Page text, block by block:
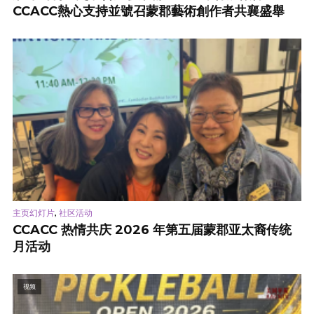
CCACC熱心支持並號召蒙郡藝術創作者共襄盛舉
主页幻灯片, 社区活动
CCACC 热情共庆 2026 年第五届蒙郡亚太裔传统
月活动
视频